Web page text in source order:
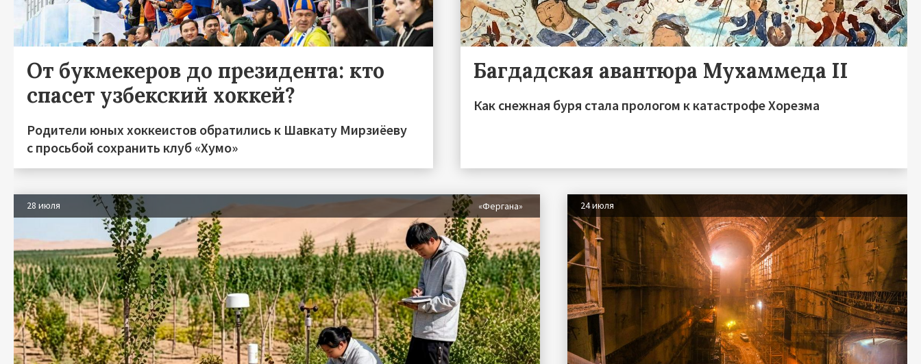
От букмекеров до президента: кто
спасет узбекский хоккей?
Родители юных хоккеистов обратились к Шавкату Мирзиёеву
с просьбой сохранить клуб «Хумо»
Багдадская авантюра Мухаммеда II
Как снежная буря стала прологом к катастрофе Хорезма
28 июля «Фергана» 24 июля